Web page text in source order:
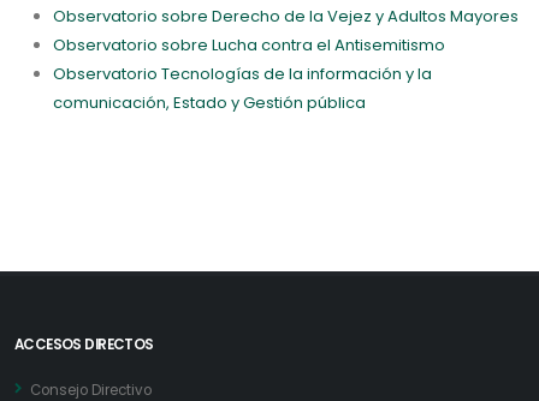
Observatorio sobre Derecho de la Vejez y Adultos Mayores
Observatorio sobre Lucha contra el Antisemitismo
Observatorio Tecnologías de la información y la
comunicación, Estado y Gestión pública
ACCESOS DIRECTOS
Consejo Directivo